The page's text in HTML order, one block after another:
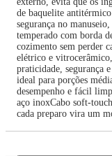
de baquelite
segurança no
temperado com borda
cozimento sem perder
elétrico e
praticidade, segurança
ideal para porções
desempenho e fácil
aço inoxCabo soft-
cada preparo vira um